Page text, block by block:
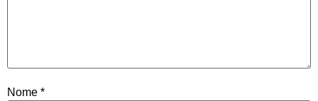
Nome *